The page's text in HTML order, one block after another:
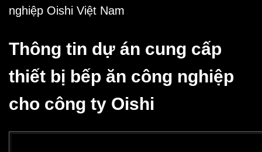
nghiệp Oishi Việt Nam
Thông tin dự án cung cấp
thiết bị bếp ăn công nghiệp
cho công ty Oishi